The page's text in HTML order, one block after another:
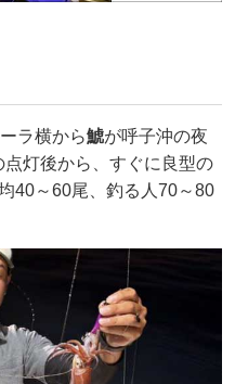
ラ横から鯱が呼子沖の夜
灯後から、すぐに良型の
40～60尾、釣る人70～80